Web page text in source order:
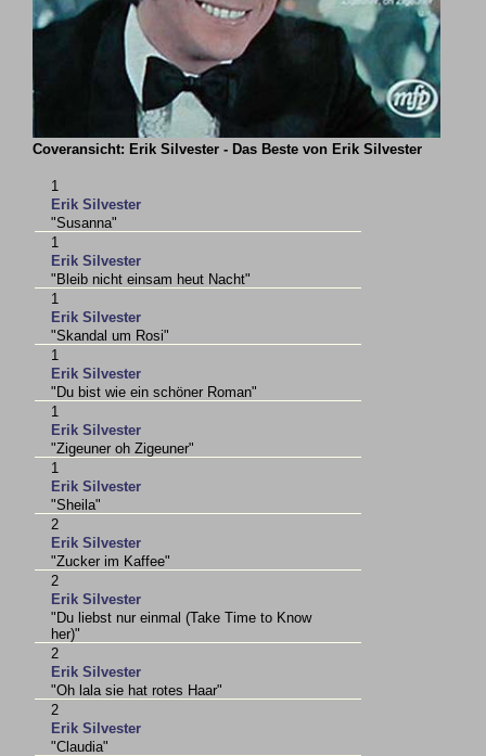
Coveransicht: Erik Silvester - Das Beste von Erik Silvester
1
Erik Silvester
"Susanna"
1
Erik Silvester
"Bleib nicht einsam heut Nacht"
1
Erik Silvester
"Skandal um Rosi"
1
Erik Silvester
"Du bist wie ein schöner Roman"
1
Erik Silvester
"Zigeuner oh Zigeuner"
1
Erik Silvester
"Sheila"
2
Erik Silvester
"Zucker im Kaffee"
2
Erik Silvester
"Du liebst nur einmal (Take Time to Know
her)"
2
Erik Silvester
"Oh lala sie hat rotes Haar"
2
Erik Silvester
"Claudia"